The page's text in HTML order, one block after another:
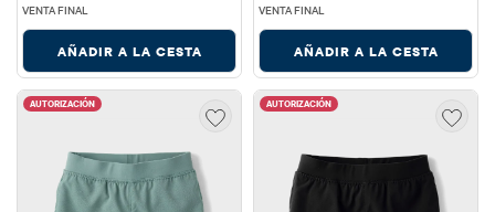
VENTA FINAL
AÑADIR A LA CESTA
VENTA FINAL
AÑADIR A LA CESTA
AUTORIZACIÓN AUTORIZACIÓN